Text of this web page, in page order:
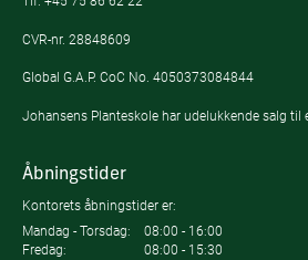
CVR-nr. 28848609
Global G.A.P. CoC No. 4050373084844
Johansens Planteskole har udelukkende salg til
Åbningstider
Kontorets åbningstider er:
Mandag - Torsdag:
08:00 - 16:00
Fredag:
08:00 - 15:30